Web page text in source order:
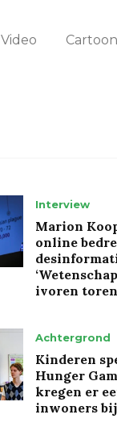
Video Cartoon
Interview
Marion
online
ivoren
Achtergrond
Kinderen
Hunger
kregen er
inwoners